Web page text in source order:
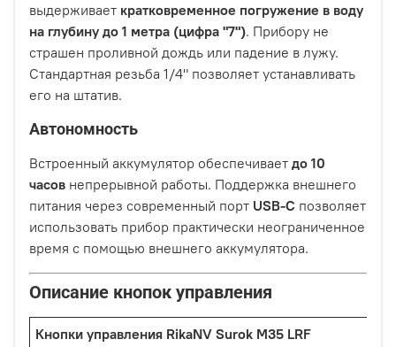
выдерживает кратковременное погружение в воду
на глубину до 1 метра (цифра "7"). Прибору не
страшен проливной дождь или падение в лужу.
Стандартная резьба 1/4" позволяет устанавливать
его на штатив.
Автономность
Встроенный аккумулятор обеспечивает до 10
часов непрерывной работы. Поддержка внешнего
питания через современный порт USB-C позволяет
использовать прибор практически неограниченное
время с помощью внешнего аккумулятора.
Описание кнопок управления
Кнопки управления RikaNV Surok M35 LRF